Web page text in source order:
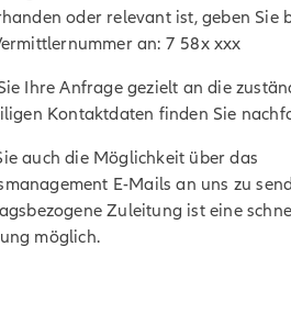
oder relevant ist, geben Sie
an: 7 58x xxx
Ihre Anfrage gezielt an die
Kontaktdaten finden Sie
auch die Möglichkeit über das
E-Mails an uns zu
Zuleitung ist eine
möglich.